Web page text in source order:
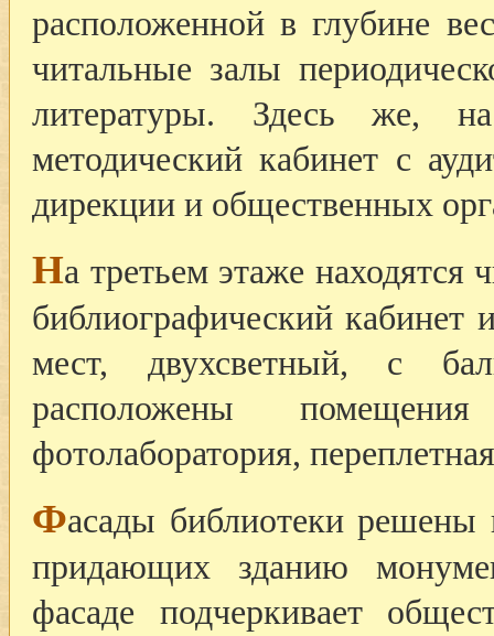
расположенной в глубине
читальные залы
литературы. Здесь же,
методический кабинет с
дирекции и общественных
На третьем этаже находятся
библиографический кабинет
мест, двухсветный, с
расположены
фотолаборатория,
Фасады библиотеки
придающих зданию
фасаде подчеркивает